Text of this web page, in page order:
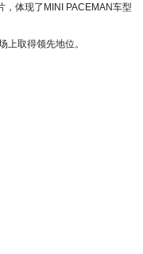
体现了MINI PACEMAN车型
取得领先地位。